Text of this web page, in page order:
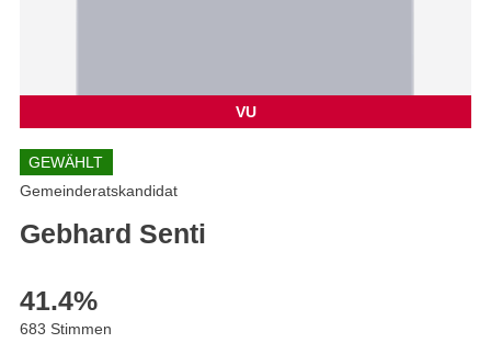
VU
GEWÄHLT
Gemeinderatskandidat
Gebhard Senti
41.4%
683 Stimmen